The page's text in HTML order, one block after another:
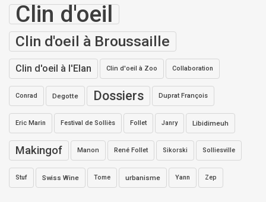
Clin d'oeil
Clin d'oeil à Broussaille
Clin d'oeil à l'Elan Clin d'oeil à Zoo Collaboration
Conrad Degotte Dossiers Duprat François
Eric Marin Festival de Solliès Follet Janry Libidimeuh
Makingof Manon René Follet Sikorski Solliesville
Stuf Swiss Wine Tome urbanisme Yann Zep